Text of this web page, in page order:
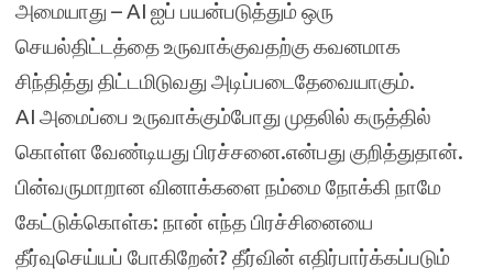
அமையாது – AI ஐப் பயன்படுத்தும் ஒரு
செயல்திட்டத்தை உருவாக்குவதற்கு கவனமாக
சிந்தித்து திட்டமிடுவது அடிப்படைதேவையாகும்.
AI அமைப்பை உருவாக்கும்போது முதலில் கருத்தில்
கொள்ள வேண்டியது பிரச்சனை.என்பது குறித்துதான்.
பின்வருமாறான வினாக்களை நம்மை நோக்கி நாமே
கேட்டுக்கொள்க: நான் எந்த பிரச்சினையை
தீர்வுசெய்யப் போகிறேன்? தீர்வின் எதிர்பார்க்கப்படும்